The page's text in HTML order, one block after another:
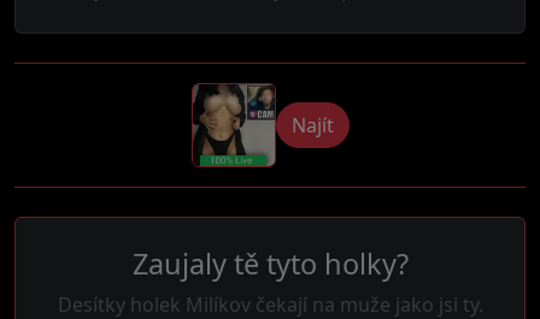
Najít
Zaujaly tě tyto holky?
Desítky holek Milíkov čekají na muže jako jsi ty.